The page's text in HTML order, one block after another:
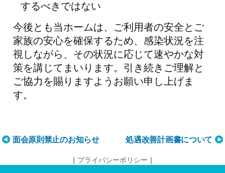
するべきではない
今後とも当ホームは、ご利用者の安全とご
家族の安心を確保するため、感染状況を注
視しながら、その状況に応じて速やかな対
策を講じてまいります。引き続きご理解と
ご協力を賜りますようお願い申し上げま
す。
投
ナ
面会原則禁止のお知らせ 処遇改善計画書について
｜ プライバシーポリシー ｜